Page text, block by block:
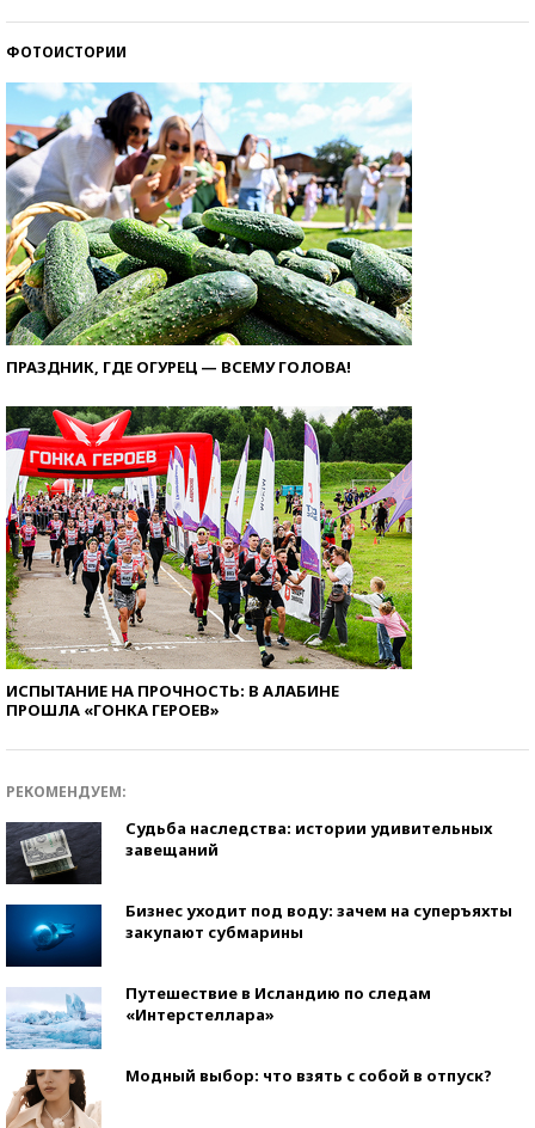
ФОТОИСТОРИИ
ПРАЗДНИК, ГДЕ ОГУРЕЦ — ВСЕМУ ГОЛОВА!
ИСПЫТАНИЕ НА ПРОЧНОСТЬ: В АЛАБИНЕ
ПРОШЛА «ГОНКА ГЕРОЕВ»
РЕКОМЕНДУЕМ:
Судьба наследства: истории удивительных
завещаний
Бизнес уходит под воду: зачем на суперъяхты
закупают субмарины
Путешествие в Исландию по следам
«Интерстеллара»
Модный выбор: что взять с собой в отпуск?